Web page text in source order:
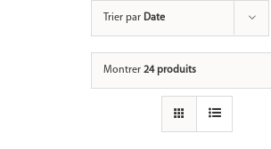
Trier par Date
Montrer 24 produits